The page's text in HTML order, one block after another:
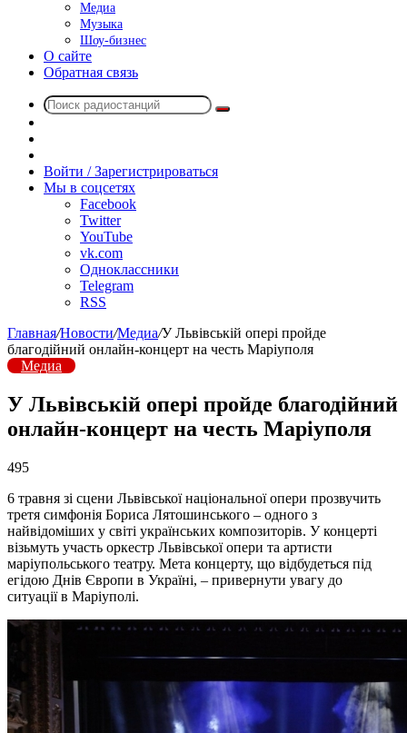
Медиа
Музыка
Шоу-бизнес
О сайте
Обратная связь
Поиск
радио
Войти / Зарегистрироваться
Мы в соцсетях
Facebook
Twitter
YouTube
vk.com
Одноклассники
Telegram
RSS
Главная/Новости/Медиа/У Львівській опері пройде
благодійний онлайн-концерт на честь Маріуполя
Медиа
У Львівській опері пройде благодійний
онлайн-концерт на честь Маріуполя
495
6 травня зі сцени Львівської національної опери прозвучить
третя симфонія Бориса Лятошинського – одного з
найвідоміших у світі українських композиторів. У концерті
візьмуть участь оркестр Львівської опери та артисти
маріупольського театру. Мета концерту, що відбудеться під
егідою Днів Європи в Україні, – привернути увагу до
ситуації в Маріуполі.